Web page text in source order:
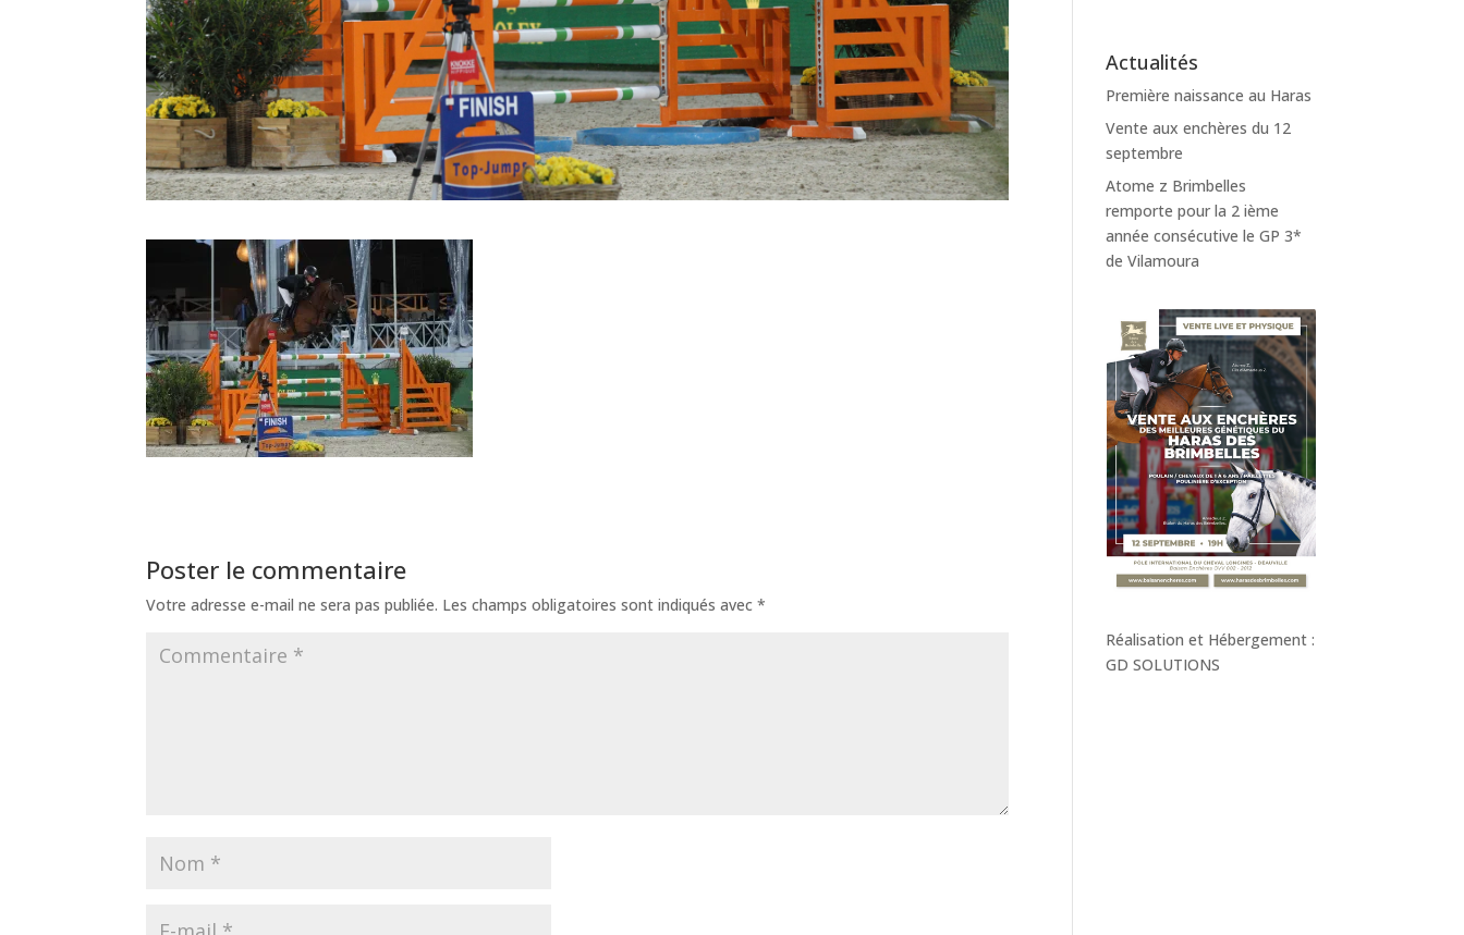
Poster le commentaire
Votre adresse e-mail ne sera pas publiée. Les champs obligatoires sont indiqués avec*
Actualités
Première naissance au Haras
Vente aux enchères du 12
septembre
Atome z Brimbelles
remporte pour la 2 ième
année consécutive le GP 3*
de Vilamoura
Réalisation et Hébergement :
GD SOLUTIONS